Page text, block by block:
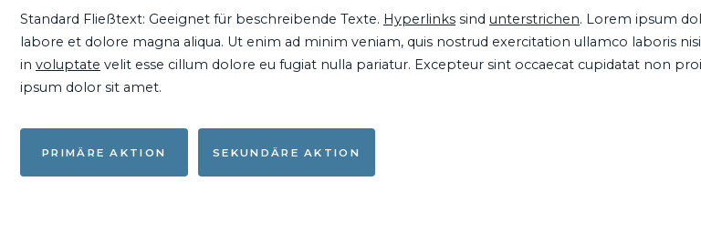
Standard Fließtext: Geeignet für beschreibende Texte. Hyperlinks sind unterstrichen. Lorem ipsum
labore et dolore magna aliqua. Ut enim ad minim veniam, quis nostrud exercitation ullamco laboris
in voluptate velit esse cillum dolore eu fugiat nulla pariatur. Excepteur sint occaecat cupidatat non
ipsum dolor sit amet.
PRIMÄRE AKTION SEKUNDÄRE AKTION